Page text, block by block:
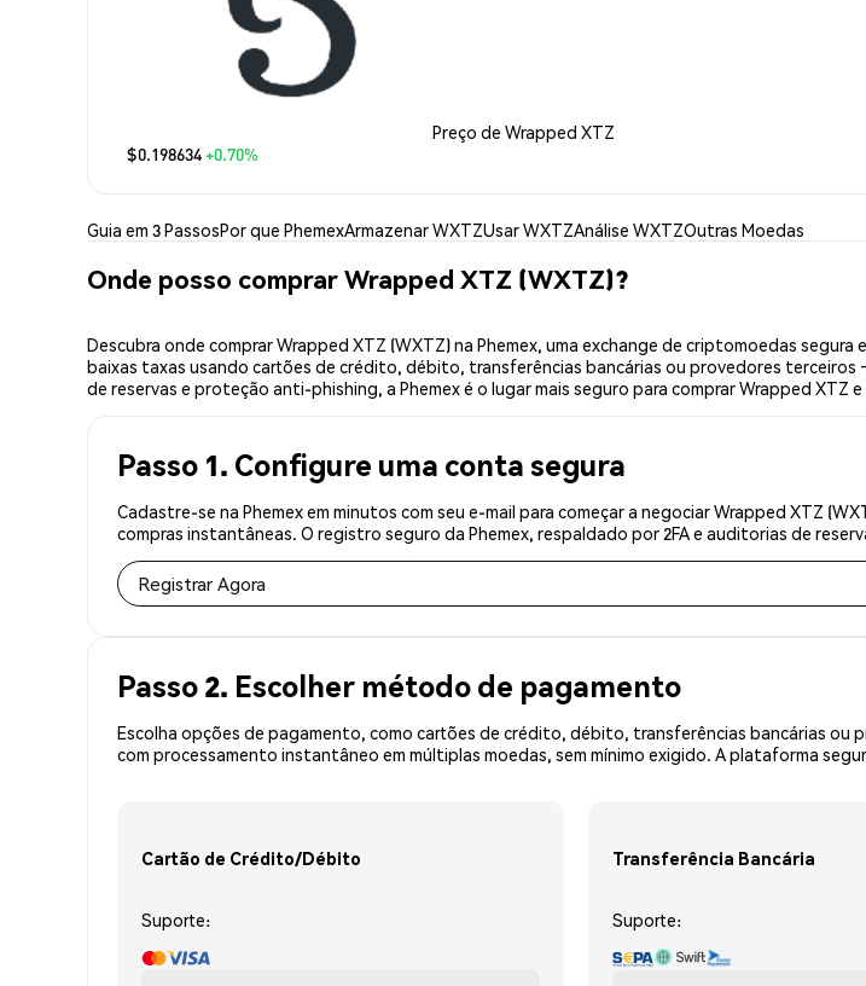
Preço de Wrapped XTZ
$0.198634+0.70%
Guia em 3 PassosPor que PhemexArmazenar WXTZUsar WXTZAnálise WXTZOutras Moedas
Onde posso comprar Wrapped XTZ (WXTZ)?
Descubra onde comprar Wrapped XTZ (WXTZ) na Phemex, uma exchange de criptomoedas
baixas taxas usando cartões de crédito, débito, transferências bancárias ou provedores
de reservas e proteção anti-phishing, a Phemex é o lugar mais seguro para comprar Wrapped XTZ
Passo 1. Configure uma conta segura
Cadastre-se na Phemex em minutos com seu e-mail para começar a negociar Wrapped XTZ
compras instantâneas. O registro seguro da Phemex, respaldado por 2FA e auditorias de
Registrar Agora
Passo 2. Escolher método de pagamento
Escolha opções de pagamento, como cartões de crédito, débito, transferências bancárias
com processamento instantâneo em múltiplas moedas, sem mínimo exigido. A plataforma
Cartão de Crédito/Débito
Suporte:
Transferência Bancária
Suporte: